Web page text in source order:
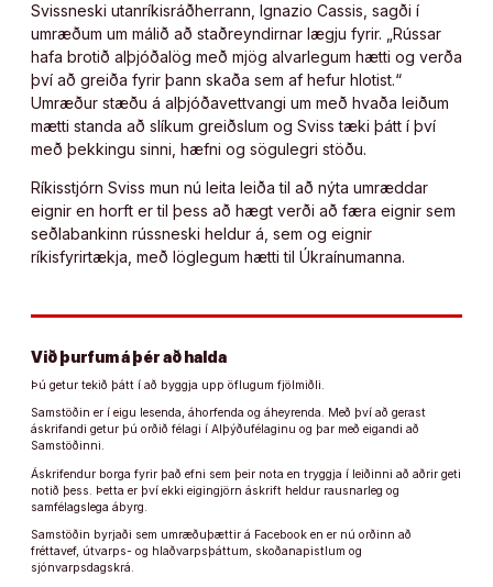
Svissneski utanríkisráðherrann, Ignazio Cassis, sagði í
umræðum um málið að staðreyndirnar lægju fyrir. „Rússar
hafa brotið alþjóðalög með mjög alvarlegum hætti og verða
því að greiða fyrir þann skaða sem af hefur hlotist.“
Umræður stæðu á alþjóðavettvangi um með hvaða leiðum
mætti standa að slíkum greiðslum og Sviss tæki þátt í því
með þekkingu sinni, hæfni og sögulegri stöðu.
Ríkisstjórn Sviss mun nú leita leiða til að nýta umræddar
eignir en horft er til þess að hægt verði að færa eignir sem
seðlabankinn rússneski heldur á, sem og eignir
ríkisfyrirtækja, með löglegum hætti til Úkraínumanna.
Við þurfum á þér að halda
Þú getur tekið þátt í að byggja upp öflugum fjölmiðli.
Samstöðin er í eigu lesenda, áhorfenda og áheyrenda. Með því að gerast
áskrifandi getur þú orðið félagi í Alþýðufélaginu og þar með eigandi að
Samstöðinni.
Áskrifendur borga fyrir það efni sem þeir nota en tryggja í leiðinni að aðrir geti
notið þess. Þetta er því ekki eigingjörn áskrift heldur rausnarleg og
samfélagslega ábyrg.
Samstöðin byrjaði sem umræðuþættir á Facebook en er nú orðinn að
fréttavef, útvarps- og hlaðvarpsþáttum, skoðanapistlum og
sjónvarpsdagskrá.